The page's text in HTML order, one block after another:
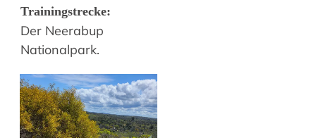
Trainingstrecke:
Der Neerabup
Nationalpark.